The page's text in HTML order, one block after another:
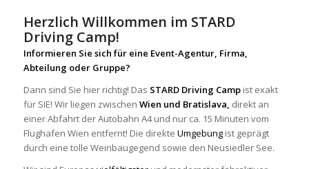
Herzlich Willkommen im STARD
Driving Camp!
Informieren Sie sich für eine Event-Agentur, Firma,
Abteilung oder Gruppe?
Dann sind Sie hier richtig! Das STARD Driving Camp ist exakt
für SIE! Wir liegen zwischen Wien und Bratislava, direkt an
einer Abfahrt der Autobahn A4 und nur ca. 15 Minuten vom
Flughafen Wien entfernt! Die direkte Umgebungist geprägt
durch eine tolle Weinbaugegend sowie den Neusiedler See.